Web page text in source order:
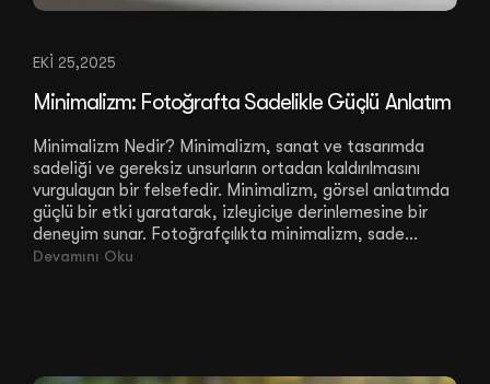
EKI 25,2025
Minimalizm: Fotoğrafta Sadelikle Güçlü Anlatım
Minimalizm Nedir? Minimalizm, sanat ve tasarımda
sadeliği ve gereksiz unsurların ortadan kaldırılmasını
vurgulayan bir felsefedir. Minimalizm, görsel anlatımda
güçlü bir etki yaratarak, izleyiciye derinlemesine bir
deneyim sunar. Fotoğrafçılıkta minimalizm, sade...
Devamını Oku